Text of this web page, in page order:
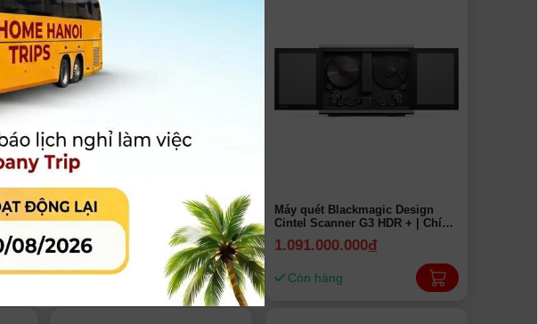
Bảng điều khiển ATEM Micro
Camera Panel | Chính Hãng
21.980.000 20.990.000đ
Còn hàng
Máy quét Blackmagic Design
Cintel Scanner G3 HDR + | Chính
hãng
1.091.000.000đ
Còn hàng